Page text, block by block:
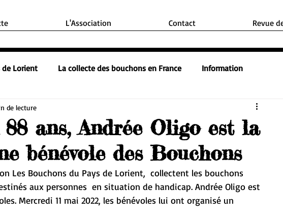
L'Association Contact Revue
de Lorient La collecte des bouchons en France Information
ans, Andrée Oligo est la
bénévole des Bouchons
de lecture
Les Bouchons du Pays de Lorient,  collectent les bouchons
aux personnes  en situation de handicap. Andrée Oligo est
Mercredi 11 mai 2022, les bénévoles lui ont organisé un